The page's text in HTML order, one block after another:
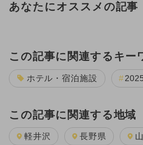
あなたにオススメの記事
この記事に関連するキー
ホテル・宿泊施設
この記事に関連する地域
軽井沢 長野県